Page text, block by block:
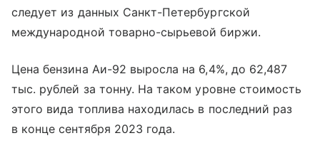
следует из данных Санкт-Петербургской
международной товарно-сырьевой биржи.
Цена бензина Аи-92 выросла на 6,4%, до 62,487
тыс. рублей за тонну. На таком уровне стоимость
этого вида топлива находилась в последний раз
в конце сентября 2023 года.